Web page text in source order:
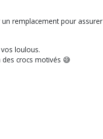
un remplacement pour assurer
loulous.
crocs motivés 😅